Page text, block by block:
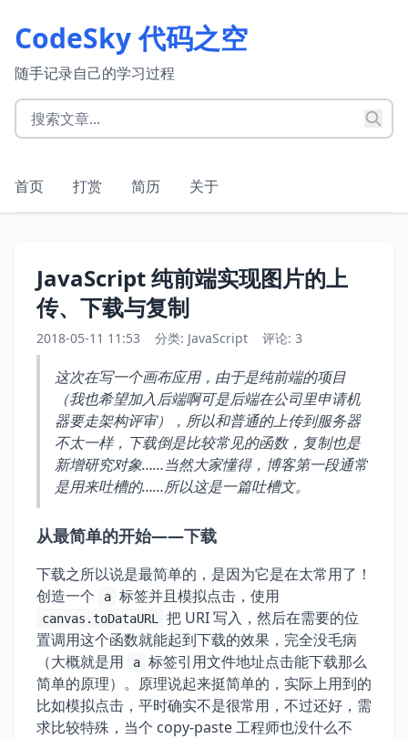
CodeSky 代码之空
随手记录自己的学习过程
首页 打赏 简历 关于
JavaScript 纯前端实现图片的上
传、下载与复制
2018-05-11 11:53 分类: JavaScript 评论: 3
这次在写一个画布应用，由于是纯前端的项目
（我也希望加入后端啊可是后端在公司里申请机
器要走架构评审），所以和普通的上传到服务器
不太一样，下载倒是比较常见的函数，复制也是
新增研究对象……当然大家懂得，博客第一段通常
是用来吐槽的……所以这是一篇吐槽文。
从最简单的开始——下载
下载之所以说是最简单的，是因为它是在太常用了！
创造一个
a 标签并且模拟点击，使用
canvas.toDataURL
把 URI 写入，然后在需要的位
置调用这个函数就能起到下载的效果，完全没毛病
（大概就是用
a 标签引用文件地址点击能下载那么
简单的原理）。原理说起来挺简单的，实际上用到的
比如模拟点击，平时确实不是很常用，不过还好，需
求比较特殊，当个 copy-paste 工程师也没什么不